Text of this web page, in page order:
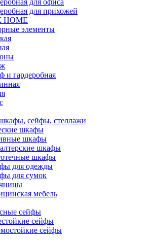
для офиса
для прихожей
элементы
и гардеробная
сейфы, стеллажи
шкафы
шкафы
шкафы
шкафы
для одежды
для сумок
мебель
сейфы
сейфы
сейфы